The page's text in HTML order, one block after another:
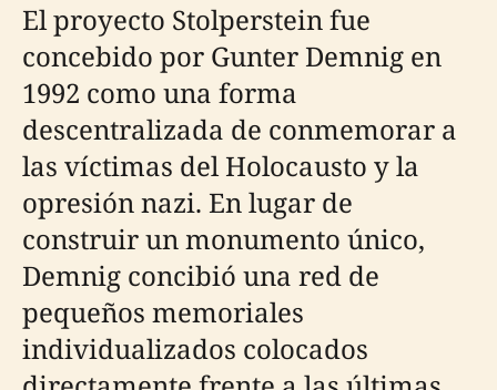
El proyecto Stolperstein fue
concebido por Gunter Demnig en
1992 como una forma
descentralizada de conmemorar a
las víctimas del Holocausto y la
opresión nazi. En lugar de
construir un monumento único,
Demnig concibió una red de
pequeños memoriales
individualizados colocados